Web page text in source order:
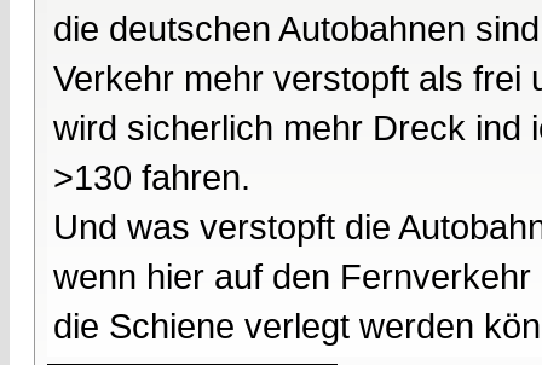
die deutschen Autobahnen
Verkehr mehr verstopft als frei
wird sicherlich mehr Dreck ind
>130 fahren.
Und was verstopft die
wenn hier auf den
die Schiene verlegt werden